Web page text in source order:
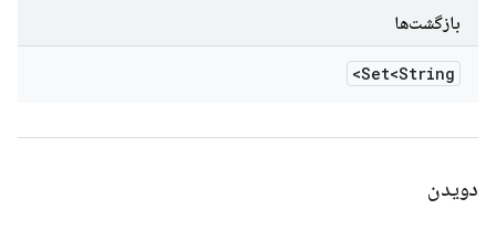
بازگشت‌ها
Set<String>
دویدن